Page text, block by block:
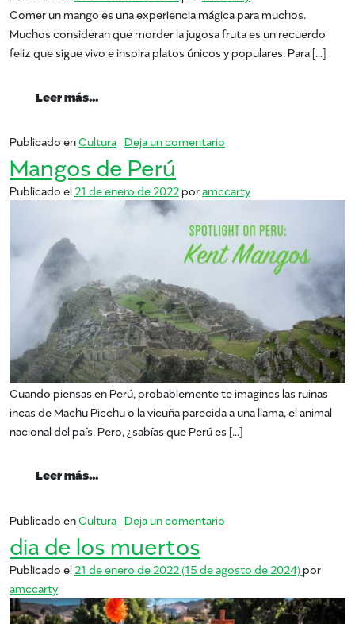
Comer un mango es una experiencia mágica para muchos.
Muchos consideran que morder la jugosa fruta es un recuerdo
feliz que sigue vivo e inspira platos únicos y populares. Para […]
Leer más…
Publicado enCultura Deja un comentario
Mangos de Perú
Publicado el 21 de enero de 2022poramccarty
Cuando piensas en Perú, probablemente te imagines las ruinas
incas de Machu Picchu o la vicuña parecida a una llama, el animal
nacional del país. Pero, ¿sabías que Perú es […]
Leer más…
Publicado enCultura Deja un comentario
dia de los muertos
Publicado el 21 de enero de 2022 (15 de agosto de 2024)por
amccarty